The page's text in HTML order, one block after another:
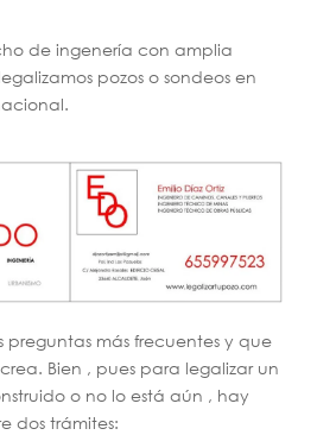
de ingenería con amplia
pozos o sondeos en
preguntas más frecuentes y que
Bien , pues para legalizar un
o no lo está aún , hay
dos trámites: